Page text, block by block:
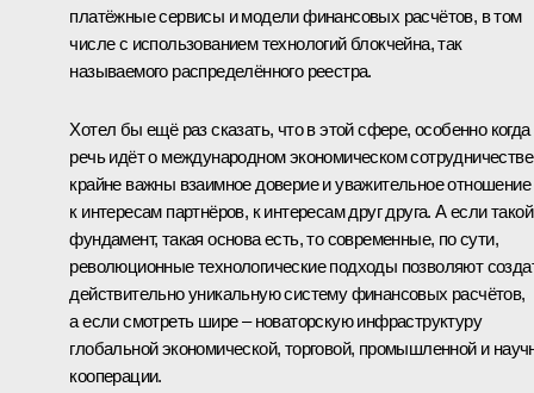
платёжные сервисы и модели финансовых расчётов, в том
числе с использованием технологий блокчейна, так
называемого распределённого реестра.
Хотел бы ещё раз сказать, что в этой сфере, особенно когда
речь идёт о международном экономическом
крайне важны взаимное доверие и уважительное отношение
к интересам партнёров, к интересам друг друга. А если такой
фундамент, такая основа есть, то современные, по сути,
революционные технологические подходы позволяют
действительно уникальную систему финансовых расчётов,
а если смотреть шире – новаторскую инфраструктуру
глобальной экономической, торговой, промышленной и
кооперации.